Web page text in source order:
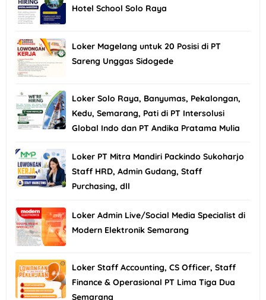
Hotel School Solo Raya
Loker Magelang untuk 20 Posisi di PT
Sareng Unggas Sidogede
Loker Solo Raya, Banyumas, Pekalongan,
Kedu, Semarang, Pati di PT Intersolusi
Global Indo dan PT Andika Pratama Mulia
Loker PT Mitra Mandiri Packindo Sukoharjo
Staff HRD, Admin Gudang, Staff
Purchasing, dll
Loker Admin Live/Social Media Specialist di
Modern Elektronik Semarang
Loker Staff Accounting, CS Officer, Staff
Finance & Operasional PT Lima Tiga Dua
Semarang